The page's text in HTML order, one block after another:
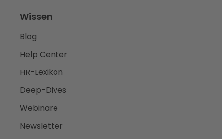
Wissen
Blog
Help Center
HR-Lexikon
Deep-Dives
Webinare
Newsletter